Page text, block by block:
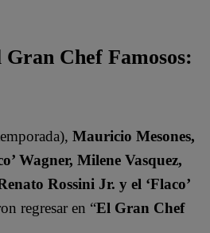
Chef Famosos:
Mauricio Mesones,
Wagner, Milene Vasquez,
Rossini Jr. y el ‘Flaco’
regresar en “El Gran Chef